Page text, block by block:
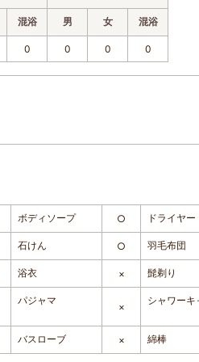
混浴 男 女 混浴
0 0 0 0
ボディソープ ○ ドライヤー
石けん ○ 羽毛布団
浴衣 × 髭剃り
パジャマ
×
シャワーキ
バスローブ × 綿棒